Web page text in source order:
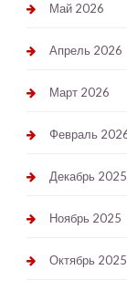
Май 2026
Апрель 2026
Март 2026
Февраль
Декабрь 2025
Ноябрь 2025
Октябрь 2025